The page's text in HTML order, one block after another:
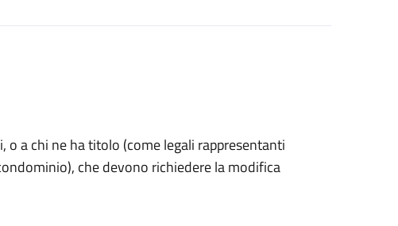
a chi ne ha titolo (come legali rappresentanti
che devono richiedere la modifica